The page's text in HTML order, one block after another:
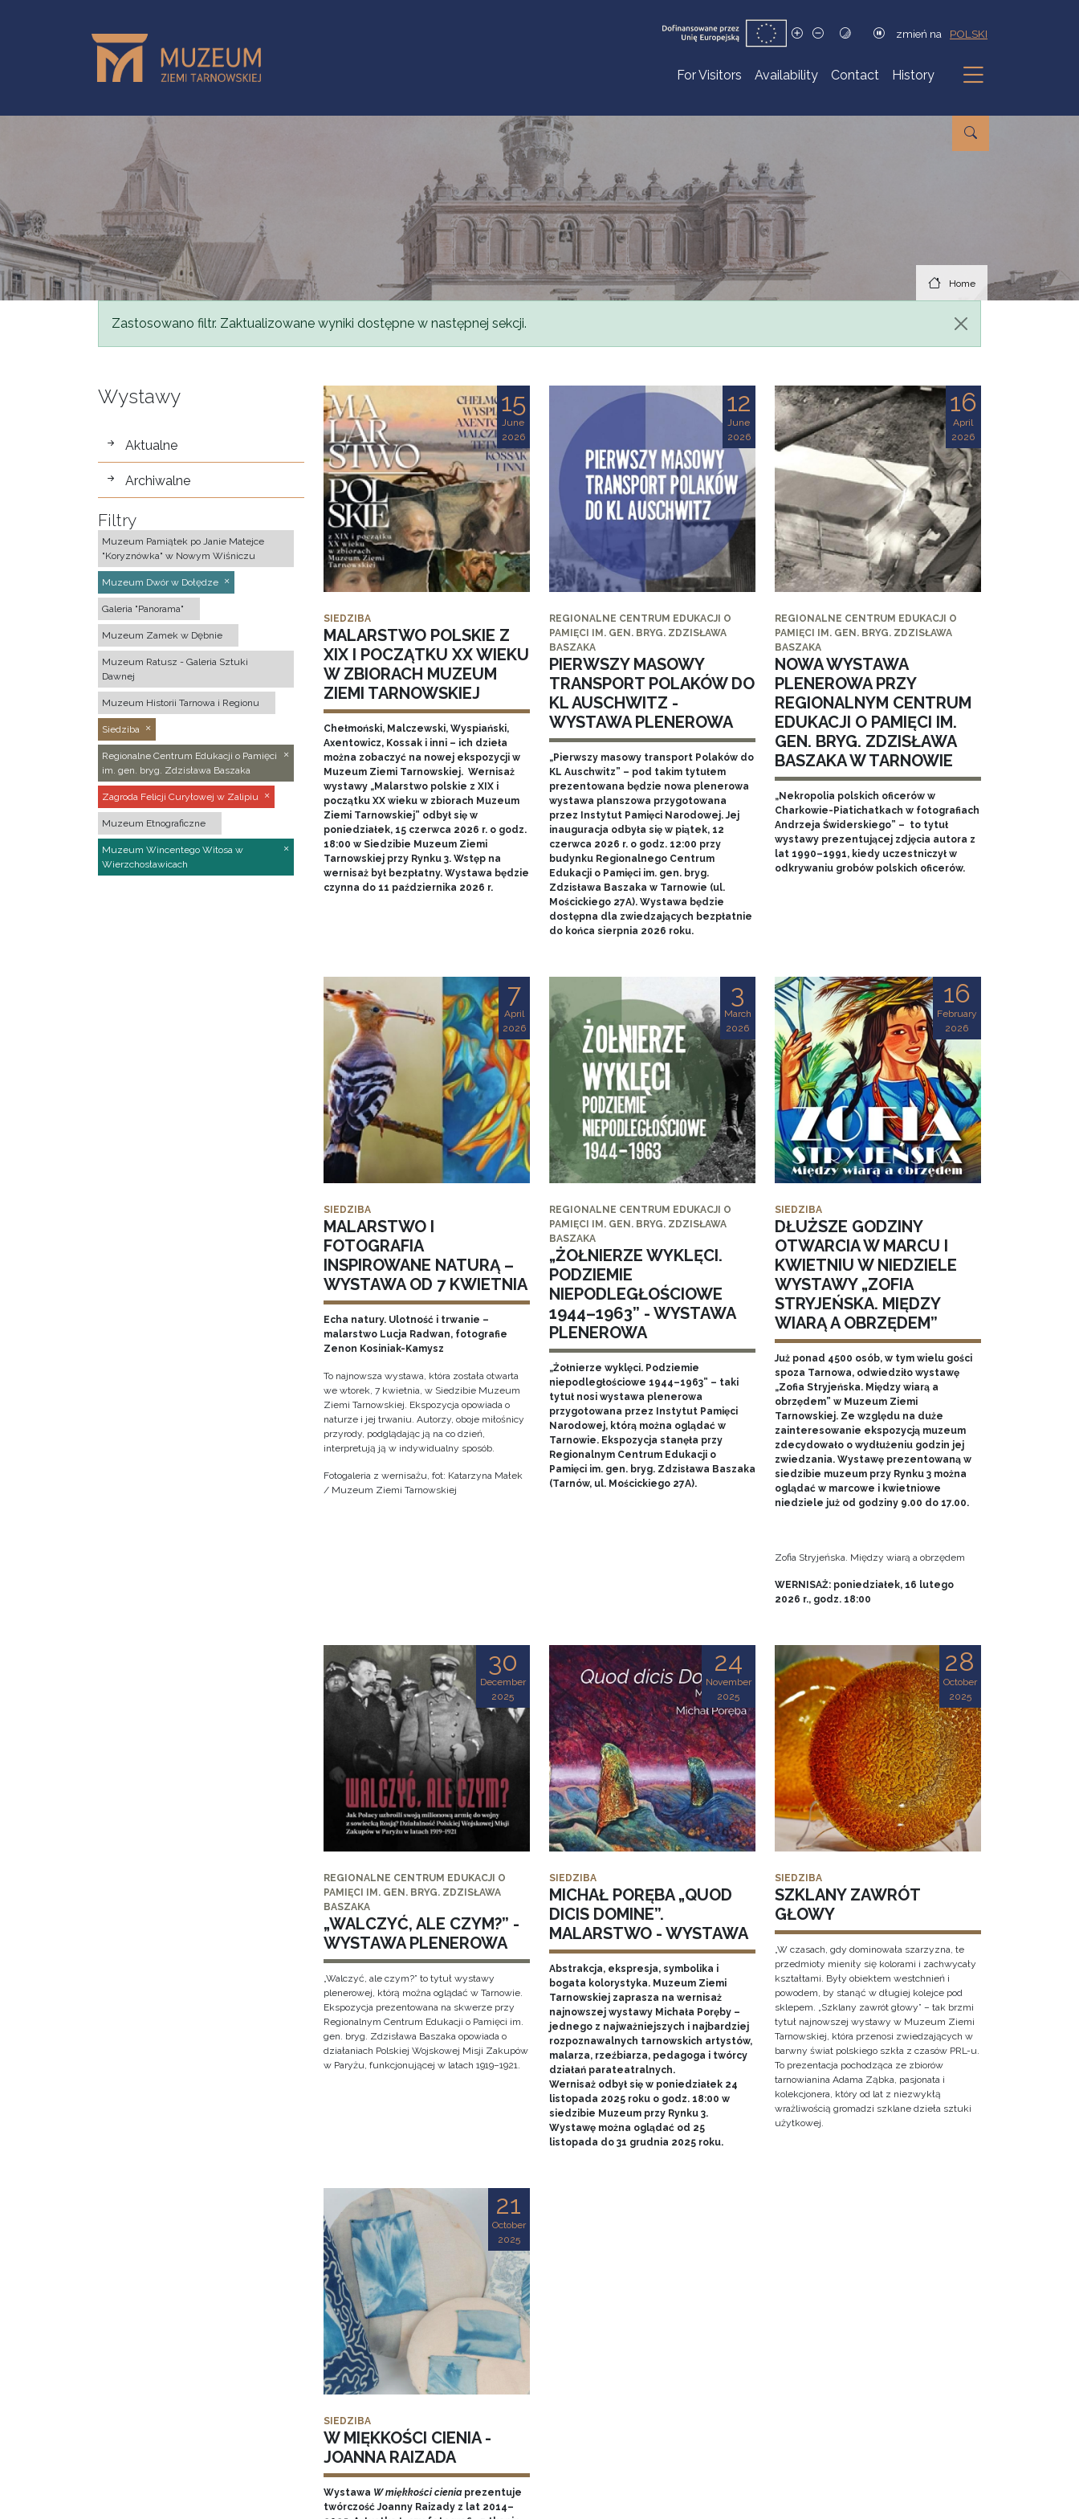
zmień na POLSKI
For Visitors Availability Contact History
Submenu
Home
Status message
Zastosowano filtr. Zaktualizowane wyniki dostępne w następnej sekcji.
Wystawy
wystawy
Aktualne
Archiwalne
Filtry
Muzeum Pamiątek po Janie Matejce
"Koryznówka" w Nowym Wiśniczu
Muzeum Dwór w Dołędze
Galeria "Panorama"
Muzeum Zamek w Dębnie
Muzeum Ratusz - Galeria Sztuki
Dawnej
Muzeum Historii Tarnowa i Regionu
Siedziba
Regionalne Centrum Edukacji o Pamięci
im. gen. bryg. Zdzisława Baszaka
Zagroda Felicji Curyłowej w Zalipiu
Muzeum Etnograficzne
Muzeum Wincentego Witosa w
Wierzchosławicach
15
June
2026
SIEDZIBA
MALARSTWO POLSKIE Z
XIX I POCZĄTKU XX WIEKU
W ZBIORACH MUZEUM
ZIEMI TARNOWSKIEJ
Chełmoński, Malczewski, Wyspiański,
Axentowicz, Kossak i inni – ich dzieła
można zobaczyć na nowej ekspozycji w
Muzeum Ziemi Tarnowskiej. Wernisaż
wystawy „Malarstwo polskie z XIX i
początku XX wieku w zbiorach Muzeum
Ziemi Tarnowskiej” odbył się w
poniedziałek, 15 czerwca 2026 r. o godz.
18:00 w Siedzibie Muzeum Ziemi
Tarnowskiej przy Rynku 3. Wstęp na
wernisaż był bezpłatny. Wystawa będzie
czynna do 11 października 2026 r.
12
June
2026
REGIONALNE CENTRUM EDUKACJI O
PAMIĘCI IM. GEN. BRYG. ZDZISŁAWA
BASZAKA
PIERWSZY MASOWY
TRANSPORT POLAKÓW DO
KL AUSCHWITZ -
WYSTAWA PLENEROWA
„Pierwszy masowy transport Polaków do
KL Auschwitz” – pod takim tytułem
prezentowana będzie nowa plenerowa
wystawa planszowa przygotowana
przez Instytut Pamięci Narodowej. Jej
inauguracja odbyła się w piątek, 12
czerwca 2026 r. o godz. 12:00 przy
budynku Regionalnego Centrum
Edukacji o Pamięci im. gen. bryg.
Zdzisława Baszaka w Tarnowie (ul.
Mościckiego 27A). Wystawa będzie
dostępna dla zwiedzających bezpłatnie
do końca sierpnia 2026 roku.
16
April
2026
REGIONALNE CENTRUM EDUKACJI O
PAMIĘCI IM. GEN. BRYG. ZDZISŁAWA
BASZAKA
NOWA WYSTAWA
PLENEROWA PRZY
REGIONALNYM CENTRUM
EDUKACJI O PAMIĘCI IM.
GEN. BRYG. ZDZISŁAWA
BASZAKA W TARNOWIE
„Nekropolia polskich oficerów w
Charkowie-Piatichatkach w fotografiach
Andrzeja Świderskiego” – to tytuł
wystawy prezentującej zdjęcia autora z
lat 1990–1991, kiedy uczestniczył w
odkrywaniu grobów polskich oficerów.
7
April
2026
SIEDZIBA
MALARSTWO I
FOTOGRAFIA
INSPIROWANE NATURĄ –
WYSTAWA OD 7 KWIETNIA
Echa natury. Ulotność i trwanie –
malarstwo Lucja Radwan, fotografie
Zenon Kosiniak-Kamysz
To najnowsza wystawa, która została otwarta
we wtorek, 7 kwietnia, w Siedzibie Muzeum
Ziemi Tarnowskiej. Ekspozycja opowiada o
naturze i jej trwaniu. Autorzy, oboje miłośnicy
przyrody, podglądając ją na co dzień,
interpretują ją w indywidualny sposób.
Fotogaleria z wernisażu, fot: Katarzyna Małek
/ Muzeum Ziemi Tarnowskiej
3
March
2026
REGIONALNE CENTRUM EDUKACJI O
PAMIĘCI IM. GEN. BRYG. ZDZISŁAWA
BASZAKA
„ŻOŁNIERZE WYKLĘCI.
PODZIEMIE
NIEPODLEGŁOŚCIOWE
1944–1963” - WYSTAWA
PLENEROWA
„Żołnierze wyklęci. Podziemie
niepodległościowe 1944–1963” – taki
tytuł nosi wystawa plenerowa
przygotowana przez Instytut Pamięci
Narodowej, którą można oglądać w
Tarnowie. Ekspozycja stanęła przy
Regionalnym Centrum Edukacji o
Pamięci im. gen. bryg. Zdzisława Baszaka
(Tarnów, ul. Mościckiego 27A).
16
February
2026
SIEDZIBA
DŁUŻSZE GODZINY
OTWARCIA W MARCU I
KWIETNIU W NIEDZIELE
WYSTAWY „ZOFIA
STRYJEŃSKA. MIĘDZY
WIARĄ A OBRZĘDEM”
Już ponad 4500 osób, w tym wielu gości
spoza Tarnowa, odwiedziło wystawę
„Zofia Stryjeńska. Między wiarą a
obrzędem” w Muzeum Ziemi
Tarnowskiej. Ze względu na duże
zainteresowanie ekspozycją muzeum
zdecydowało o wydłużeniu godzin jej
zwiedzania. Wystawę prezentowaną w
siedzibie muzeum przy Rynku 3 można
oglądać w marcowe i kwietniowe
niedziele już od godziny 9.00 do 17.00.
Zofia Stryjeńska. Między wiarą a obrzędem
WERNISAŻ: poniedziałek, 16 lutego
2026 r., godz. 18:00
30
December
2025
REGIONALNE CENTRUM EDUKACJI O
PAMIĘCI IM. GEN. BRYG. ZDZISŁAWA
BASZAKA
„WALCZYĆ, ALE CZYM?” -
WYSTAWA PLENEROWA
„Walczyć, ale czym?” to tytuł wystawy
plenerowej, którą można oglądać w Tarnowie.
Ekspozycja prezentowana na skwerze przy
Regionalnym Centrum Edukacji o Pamięci im.
gen. bryg. Zdzisława Baszaka opowiada o
działaniach Polskiej Wojskowej Misji Zakupów
w Paryżu, funkcjonującej w latach 1919–1921.
24
November
2025
SIEDZIBA
MICHAŁ PORĘBA „QUOD
DICIS DOMINE”.
MALARSTWO - WYSTAWA
Abstrakcja, ekspresja, symbolika i
bogata kolorystyka. Muzeum Ziemi
Tarnowskiej zaprasza na wernisaż
najnowszej wystawy Michała Poręby –
jednego z najważniejszych i najbardziej
rozpoznawalnych tarnowskich artystów,
malarza, rzeźbiarza, pedagoga i twórcy
działań parateatralnych.
Wernisaż odbył się w poniedziałek 24
listopada 2025 roku o godz. 18:00 w
siedzibie Muzeum przy Rynku 3.
Wystawę można oglądać od 25
listopada do 31 grudnia 2025 roku.
28
October
2025
SIEDZIBA
SZKLANY ZAWRÓT
GŁOWY
„W czasach, gdy dominowała szarzyzna, te
przedmioty mieniły się kolorami i zachwycały
kształtami. Były obiektem westchnień i
powodem, by stanąć w długiej kolejce pod
sklepem. „Szklany zawrót głowy” – tak brzmi
tytuł najnowszej wystawy w Muzeum Ziemi
Tarnowskiej, która przenosi zwiedzających w
barwny świat polskiego szkła z czasów PRL-u.
To prezentacja pochodząca ze zbiorów
tarnowianina Adama Ząbka, pasjonata i
kolekcjonera, który od lat z niezwykłą
wrażliwością gromadzi szklane dzieła sztuki
użytkowej.
21
October
2025
SIEDZIBA
W MIĘKKOŚCI CIENIA -
JOANNA RAIZADA
Wystawa W miękkości cieniaprezentuje
twórczość Joanny Raizady z lat 2014–